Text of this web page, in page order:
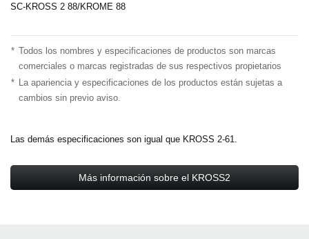
SC-KROSS 2 88/KROME 88
* Todos los nombres y especificaciones de productos son marcas
comerciales o marcas registradas de sus respectivos propietarios
* La apariencia y especificaciones de los productos están sujetas a
cambios sin previo aviso.
Las demás especificaciones son igual que KROSS 2-61.
Más información sobre el KROSS2